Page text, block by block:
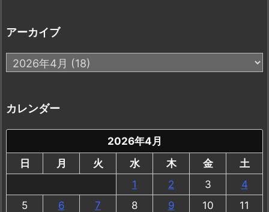
アーカイブ
ア
ー
イ
ブ
カレンダー
2026年4月
日
月 火 水 木 金
土
1
2 3
4
5
6 7 8 9 10
11